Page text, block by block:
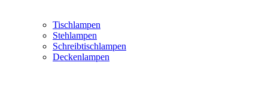
Tischlampen
Stehlampen
Schreibtischlampen
Deckenlampen